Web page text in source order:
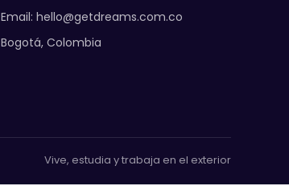
Email: hello@getdreams.com.co
Bogotá, Colombia
Vive, estudia y trabaja en el exterior